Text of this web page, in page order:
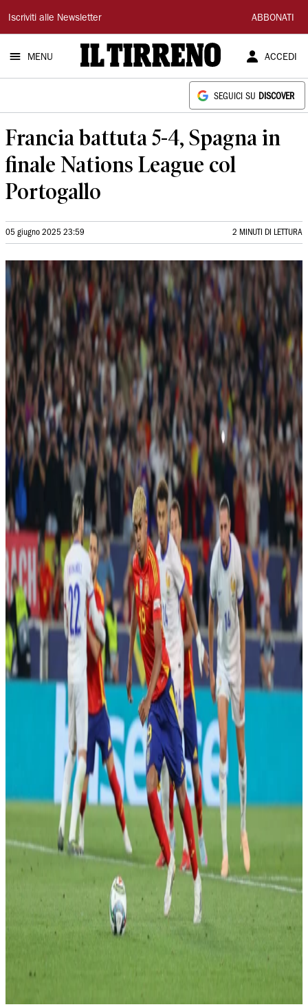
Il
Tirreno
Iscriviti alle Newsletter ABBONATI
MENU ACCEDI
SEGUICI SU DISCOVER
Francia battuta 5-4, Spagna in
finale Nations League col
Portogallo
05 giugno 2025 23:59 2 MINUTI DI LETTURA